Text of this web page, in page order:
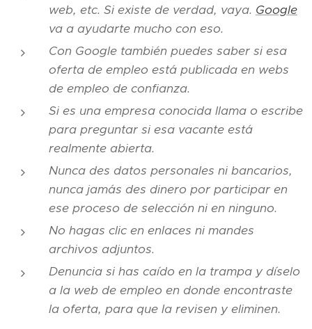
web, etc. Si existe de verdad, vaya. Google
va a ayudarte mucho con eso.
Con Google también puedes saber si esa
oferta de empleo está publicada en webs
de empleo de confianza.
Si es una empresa conocida llama o escribe
para preguntar si esa vacante está
realmente abierta.
Nunca des datos personales ni bancarios,
nunca jamás des dinero por participar en
ese proceso de selección ni en ninguno.
No hagas clic en enlaces ni mandes
archivos adjuntos.
Denuncia si has caído en la trampa y díselo
a la web de empleo en donde encontraste
la oferta, para que la revisen y eliminen.